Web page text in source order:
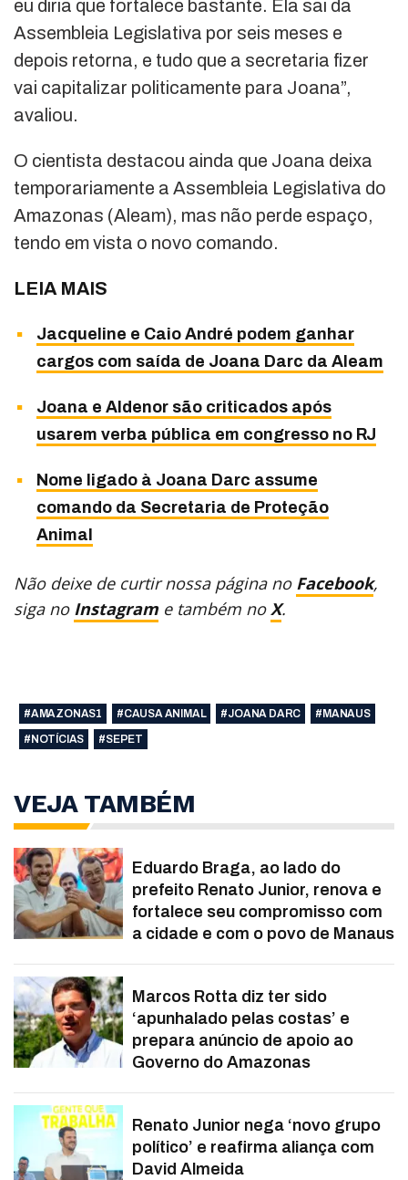
eu diria que fortalece bastante. Ela sai da
Assembleia Legislativa por seis meses e
depois retorna, e tudo que a secretaria fizer
vai capitalizar politicamente para Joana”,
avaliou.
O cientista destacou ainda que Joana deixa
temporariamente a Assembleia Legislativa do
Amazonas (Aleam), mas não perde espaço,
tendo em vista o novo comando.
LEIA MAIS
Jacqueline e Caio André podem ganhar
cargos com saída de Joana Darc da Aleam
Joana e Aldenor são criticados após
usarem verba pública em congresso no RJ
Nome ligado à Joana Darc assume
comando da Secretaria de Proteção
Animal
Não deixe de curtir nossa página no Facebook,
siga no Instagram e também noX.
#AMAZONAS1 #CAUSA ANIMAL #JOANA DARC
#MANAUS
#NOTÍCIAS
#SEPET
VEJA TAMBÉM
Eduardo Braga, ao lado do
prefeito Renato Junior, renova e
fortalece seu compromisso com
a cidade e com o povo de Manaus
Marcos Rotta diz ter sido
‘apunhalado pelas costas’ e
prepara anúncio de apoio ao
Governo do Amazonas
Renato Junior nega ‘novo grupo
político’ e reafirma aliança com
David Almeida